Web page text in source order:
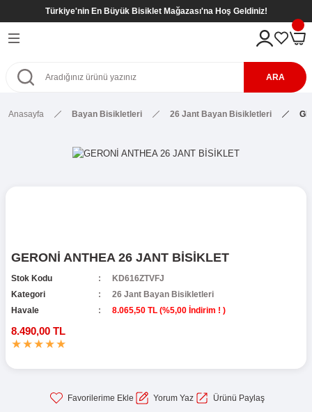
Türkiye'nin En Büyük Bisiklet Mağazası'na Hoş Geldiniz!
Geri Dön
( 6- 9 Yaş )
Geri Dön
Geri Dön
Geri Dön
ARA
Anasayfa Bayan Bisikletleri 26 Jant Bayan Bisikletleri
GERONİ ANTHEA 26 JANT BİSİKLET
Stok Kodu
KD616ZTVFJ
Kategori
26 Jant Bayan Bisikletleri
Havale
8.065,50 TL (%5,00 İndirim ! )
8.490,00 TL
Yorum Yaz Ürünü Paylaş